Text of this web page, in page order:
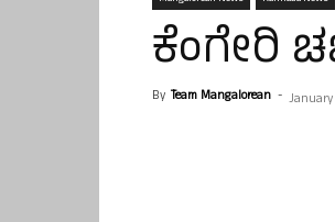
ಕೆಂಗೇರಿ
By Team Mangalorean - January